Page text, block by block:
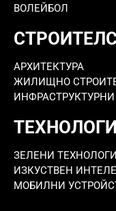
ВОЛЕЙБОЛ
АРХИТЕКТУРА
ЖИЛИЩНО
ЗЕЛЕНИ
ИЗКУСТВЕН
МОБИЛНИ